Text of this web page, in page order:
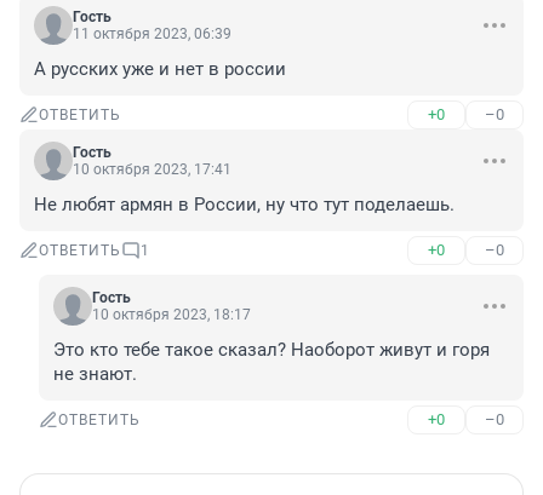
Гость
11 октября 2023, 06:39
А русских уже и нет в россии
ОТВЕТИТЬ +0 –0
Гость
10 октября 2023, 17:41
Не любят армян в России, ну что тут поделаешь.
ОТВЕТИТЬ 1 +0 –0
Гость
10 октября 2023, 18:17
Это кто тебе такое сказал? Наоборот живут и горя
не знают.
ОТВЕТИТЬ +0 –0